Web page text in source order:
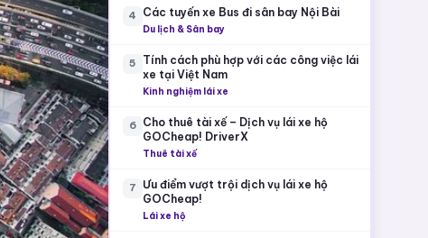
4 Các tuyến xe Bus đi sân bay Nội Bài
Du lịch & Sân bay
5
Tính cách phù hợp với các công việc lái
xe tại Việt Nam
Kinh nghiệm lái xe
6
Cho thuê tài xế – Dịch vụ lái xe hộ
GOCheap! DriverX
Thuê tài xế
7
Ưu điểm vượt trội dịch vụ lái xe hộ
GOCheap!
Lái xe hộ